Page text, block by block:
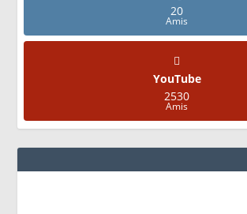
20
Amis
YouTube
2530
Amis